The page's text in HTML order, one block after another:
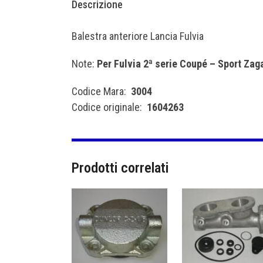
Descrizione
Balestra anteriore Lancia Fulvia
Note: Per Fulvia 2ª serie Coupé – Sport
Codice Mara: 3004
Codice originale: 1604263
Prodotti correlati